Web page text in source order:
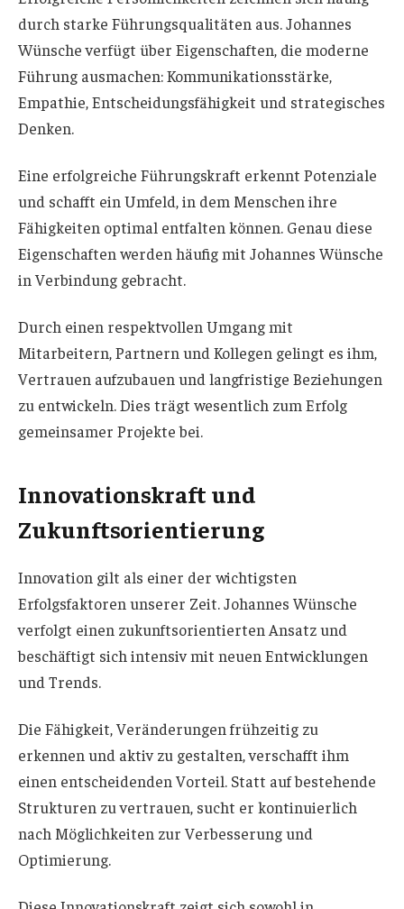
durch starke Führungsqualitäten aus. Johannes
Wünsche verfügt über Eigenschaften, die moderne
Führung ausmachen: Kommunikationsstärke,
Empathie, Entscheidungsfähigkeit und strategisches
Denken.
Eine erfolgreiche Führungskraft erkennt Potenziale
und schafft ein Umfeld, in dem Menschen ihre
Fähigkeiten optimal entfalten können. Genau diese
Eigenschaften werden häufig mit Johannes Wünsche
in Verbindung gebracht.
Durch einen respektvollen Umgang mit
Mitarbeitern, Partnern und Kollegen gelingt es ihm,
Vertrauen aufzubauen und langfristige Beziehungen
zu entwickeln. Dies trägt wesentlich zum Erfolg
gemeinsamer Projekte bei.
Innovationskraft und
Zukunftsorientierung
Innovation gilt als einer der wichtigsten
Erfolgsfaktoren unserer Zeit. Johannes Wünsche
verfolgt einen zukunftsorientierten Ansatz und
beschäftigt sich intensiv mit neuen Entwicklungen
und Trends.
Die Fähigkeit, Veränderungen frühzeitig zu
erkennen und aktiv zu gestalten, verschafft ihm
einen entscheidenden Vorteil. Statt auf bestehende
Strukturen zu vertrauen, sucht er kontinuierlich
nach Möglichkeiten zur Verbesserung und
Optimierung.